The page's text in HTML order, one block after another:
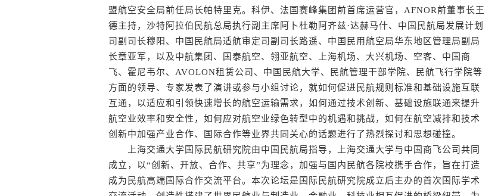
盟航空安全局前任局长帕特里克。科伊、法国赛峰集团前首席运营官，AFNOR前董事长王
德主持，沙特阿拉伯民航总局执行副主席阿卜杜勒阿齐兹·达赫马什、中国民航局发展计划
司副司长穆阳、中国民航局适航审定司副司长路遥、中国民用航空局华东地区管理局副局
长章亚军，以及中航集团、国泰航空、翎亚航空、上海机场、大兴机场、空客、中国商
飞、霍尼韦尔、AVOLON租赁公司、中国民航大学、民航管理干部学院、民航飞行学院等
方面的领导、专家发表了演讲或参与小组讨论，就如何促进民航规则标准和基础设施互联
互通，以适应和引领快速增长的航空运输需求，如何通过技术创新、基础设施联通来提升
航空业效率和安全性，如何应对航空业绿色转型中的机遇和挑战，如何在航空减排和技术
创新中加强产业合作、国际合作等业界共同关心的话题进行了热烈探讨和思想碰撞。
上海交通大学国际民航研究院由中国民航局指导，上海交通大学与中国商飞公司共同
成立，以“创新、开放、合作、共享”为理念，加强与国内民航各院校携手合作，旨在打造
成为民航高端国际合作交流平台。本次论坛是国际民航研究院成立后主办的首次国际学术